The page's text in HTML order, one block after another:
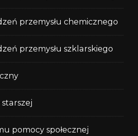
przemysłu chemicznego
przemysłu szklarskiego
pomocy społecznej